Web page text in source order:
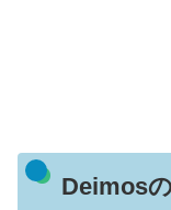
Deimos